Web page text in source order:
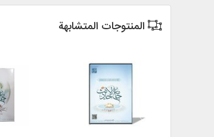
المنتوجات المتشابهة